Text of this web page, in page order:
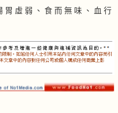
胃 虛 弱 、 食 而 無 味 、 血 行